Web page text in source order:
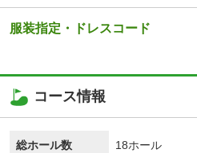
服装指定・ドレスコード
コース情報
総ホール数 18ホール